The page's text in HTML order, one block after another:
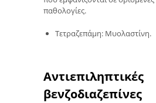
παθολογίες.
Τετραζεπάμη: Μυολαστίνη.
Αντιεπιληπτικές
βενζοδιαζεπίνες